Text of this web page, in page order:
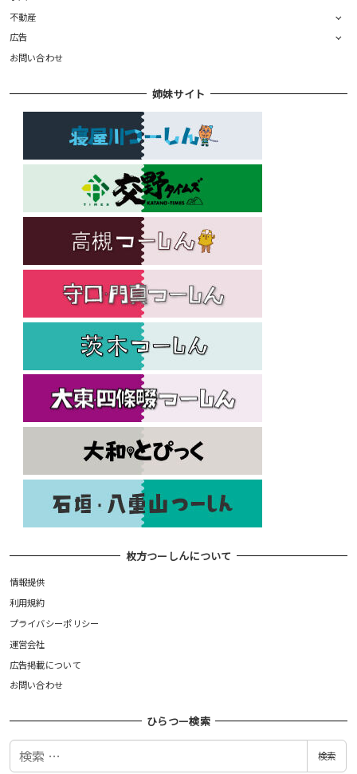
不動産
広告
お問い合わせ
姉妹サイト
枚方つーしんについて
情報提供
利用規約
プライバシーポリシー
運営会社
広告掲載について
お問い合わせ
ひらつー検索
検
検索